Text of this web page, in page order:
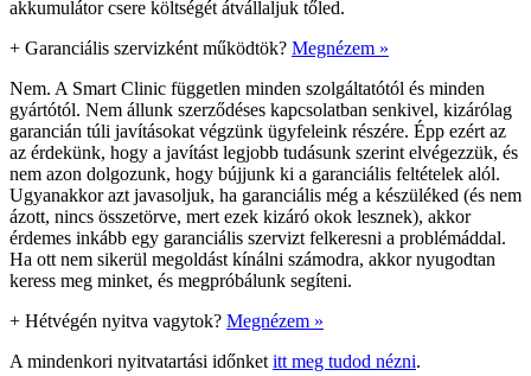
akkumulátor csere költségét átvállaljuk tőled.
+ Garanciális szervizként működtök? Megnézem »
Nem. A Smart Clinic független minden szolgáltatótól és minden
gyártótól. Nem állunk szerződéses kapcsolatban senkivel, kizárólag
garancián túli javításokat végzünk ügyfeleink részére. Épp ezért az
az érdekünk, hogy a javítást legjobb tudásunk szerint elvégezzük, és
nem azon dolgozunk, hogy bújjunk ki a garanciális feltételek alól.
Ugyanakkor azt javasoljuk, ha garanciális még a készüléked (és nem
ázott, nincs összetörve, mert ezek kizáró okok lesznek), akkor
érdemes inkább egy garanciális szervizt felkeresni a problémáddal.
Ha ott nem sikerül megoldást kínálni számodra, akkor nyugodtan
keress meg minket, és megpróbálunk segíteni.
+ Hétvégén nyitva vagytok? Megnézem »
A mindenkori nyitvatartási időnket itt meg tudod nézni.